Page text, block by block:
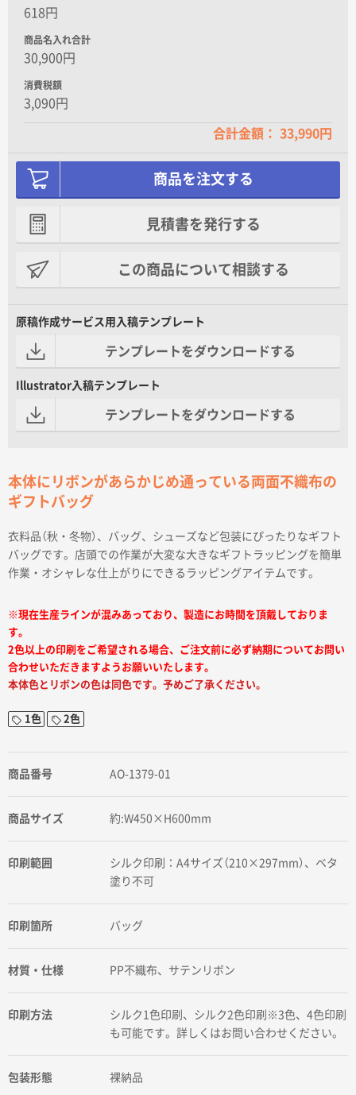
618円
商品名入れ合計
30,900円
消費税額
3,090円
合計金額： 33,990円
商品を注文する
見積書を発行する
この商品について相談する
原稿作成サービス用入稿テンプレート
テンプレートをダウンロードする
Illustrator入稿テンプレート
テンプレートをダウンロードする
本体にリボンがあらかじめ通っている両面不織布の
ギフトバッグ
衣料品（秋・冬物）、バッグ、シューズなど包装にぴったりなギフト
バッグです。店頭での作業が大変な大きなギフトラッピングを簡単
作業・オシャレな仕上がりにできるラッピングアイテムです。
※現在生産ラインが混みあっており、製造にお時間を頂戴しておりま
す。
2色以上の印刷をご希望される場合、ご注文前に必ず納期についてお問い
合わせいただきますようお願いいたします。
本体色とリボンの色は同色です。予めご了承ください。
1色 2色
商品番号 AO-1379-01
商品サイズ 約:W450×H600mm
印刷範囲
シルク印刷：A4サイズ（210×297mm）、ベタ
塗り不可
印刷箇所 バッグ
材質・仕様 PP不織布、サテンリボン
印刷方法
シルク1色印刷、シルク2色印刷※3色、4色印刷
も可能です。詳しくはお問い合わせください。
包装形態 裸納品